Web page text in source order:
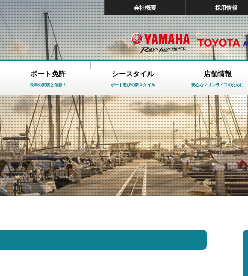
会社概要 採用情報
ボート免許
長年の実績と信頼！
シースタイル
ボート遊びの新スタイル
店舗情報
安心なマリンライフのために